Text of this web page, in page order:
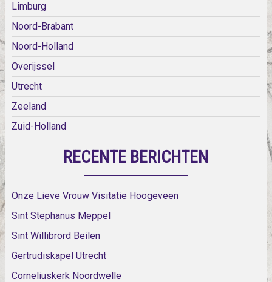
Limburg
Noord-Brabant
Noord-Holland
Overijssel
Utrecht
Zeeland
Zuid-Holland
RECENTE BERICHTEN
Onze Lieve Vrouw Visitatie Hoogeveen
Sint Stephanus Meppel
Sint Willibrord Beilen
Gertrudiskapel Utrecht
Corneliuskerk Noordwelle